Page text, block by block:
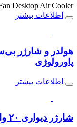
Desktop Air Cooler
اطلاعات بیشتر
پاورولوژی
اطلاعات بیشتر
شارژر دیواری ۲۰ وات پاورولوژی